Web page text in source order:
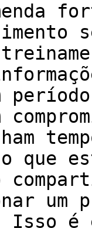
que
um
é